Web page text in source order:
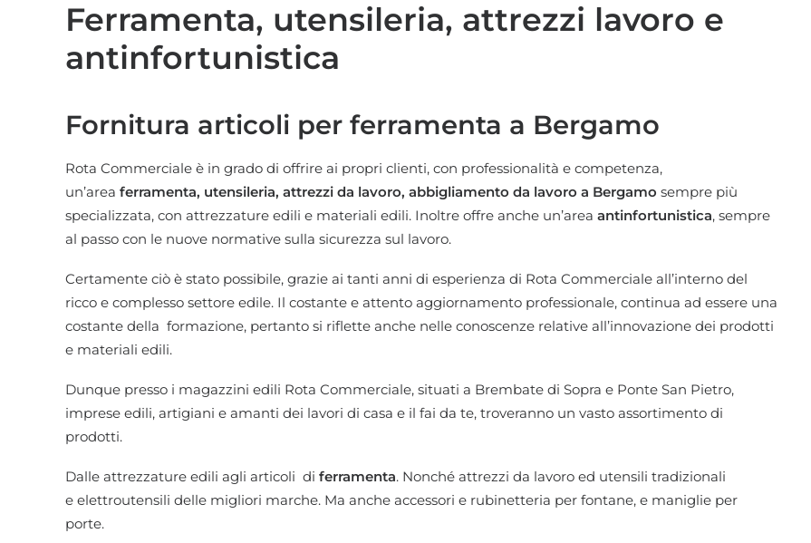
Ferramenta, utensileria, attrezzi lavoro e
antinfortunistica
Fornitura articoli per ferramenta a Bergamo
Rota Commerciale è in grado di offrire ai propri clienti, con professionalità e competenza,
un’area ferramenta, utensileria, attrezzi da lavoro, abbigliamento da lavoro a Bergamo sempre più
specializzata, con attrezzature edili e materiali edili. Inoltre offre anche un’area antinfortunistica, sempre
al passo con le nuove normative sulla sicurezza sul lavoro.
Certamente ciò è stato possibile, grazie ai tanti anni di esperienza di Rota Commerciale all’interno del
ricco e complesso settore edile. Il costante e attento aggiornamento professionale, continua ad essere una
costante della formazione, pertanto si riflette anche nelle conoscenze relative all’innovazione dei prodotti
e materiali edili.
Dunque presso i magazzini edili Rota Commerciale, situati a Brembate di Sopra e Ponte San Pietro,
imprese edili, artigiani e amanti dei lavori di casa e il fai da te, troveranno un vasto assortimento di
prodotti.
Dalle attrezzature edili agli articoli di ferramenta. Nonché attrezzi da lavoro ed utensili tradizionali
e elettroutensili delle migliori marche. Ma anche accessori e rubinetteria per fontane, e maniglie per
porte.